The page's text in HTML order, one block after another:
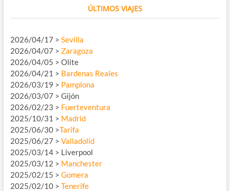
ÚLTIMOS VIAJES
2026/04/17 > Sevilla
2026/04/07 > Zaragoza
2026/04/05 > Olite
2026/04/21 > Bardenas Reales
2026/03/19 > Pamplona
2026/03/07 > Gijón
2026/02/23 > Fuerteventura
2025/10/31 > Madrid
2025/06/30 >Tarifa
2025/06/27 > Valladolid
2025/03/14 > Liverpool
2025/03/12 > Manchester
2025/02/15 > Gomera
2025/02/10 > Tenerife